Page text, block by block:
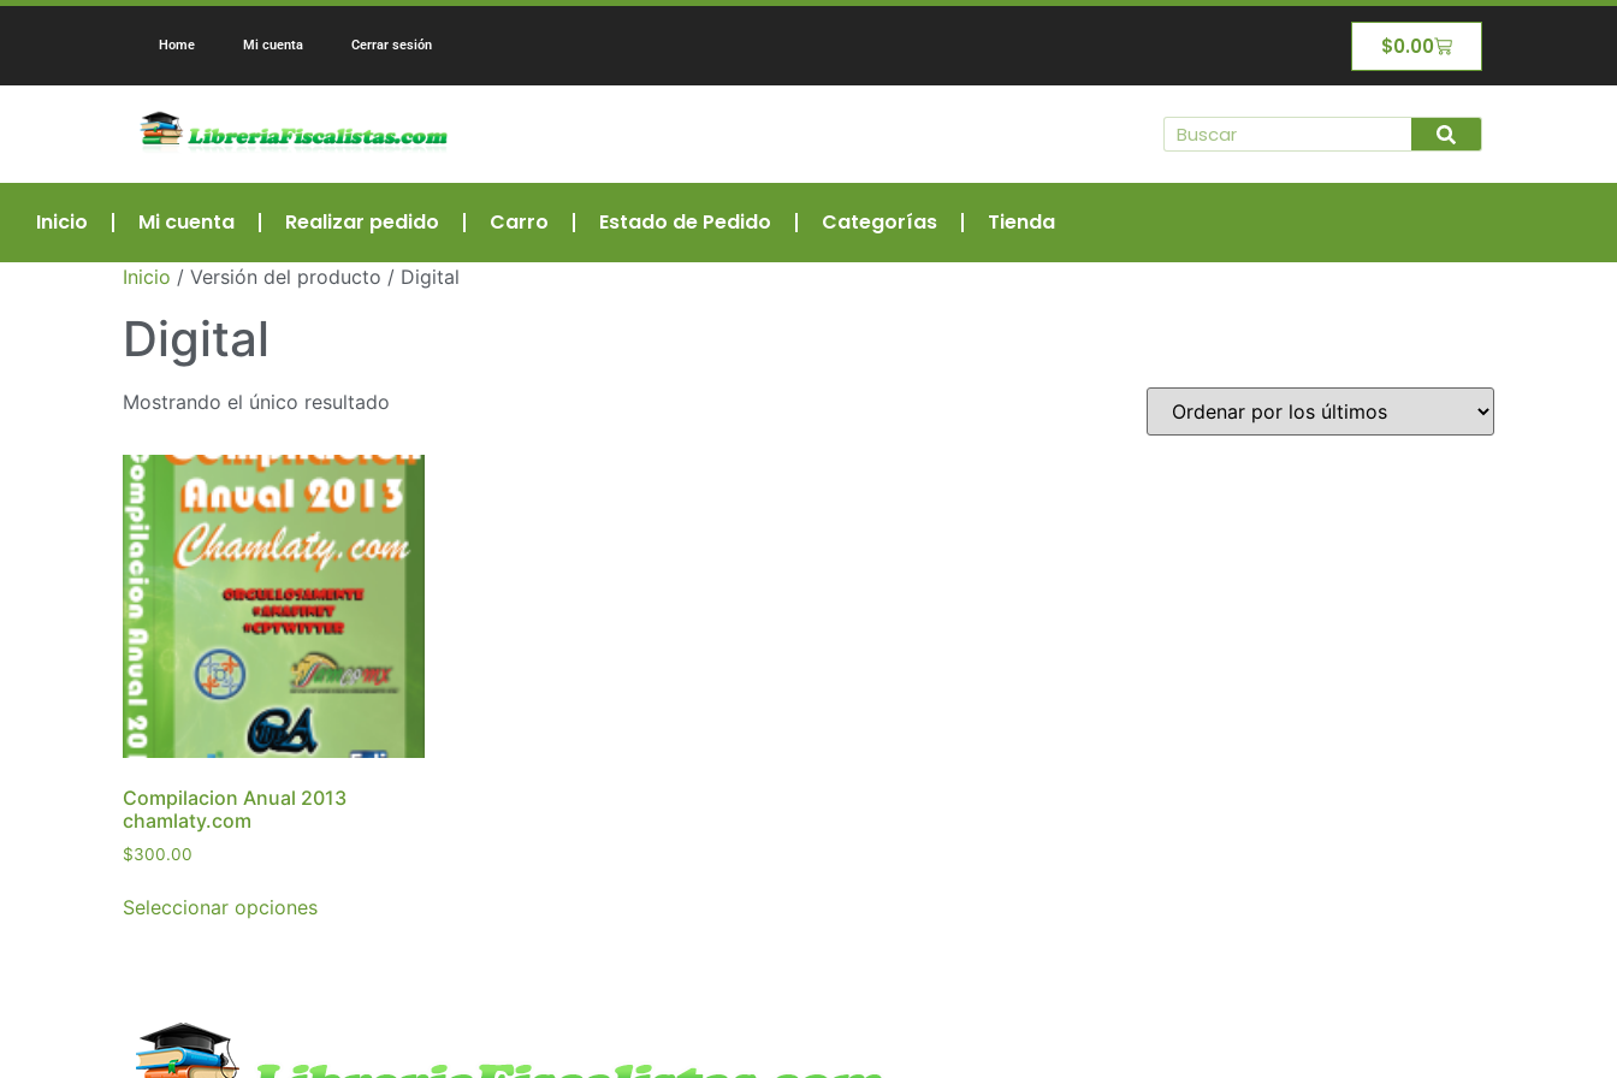
Home Mi cuenta Cerrar sesión $0.00
Inicio Mi cuenta Realizar pedido Carro Estado de Pedido Categorías Tienda
Inicio / Versión del producto / Digital
Digital
Mostrando el único resultado
Compilacion Anual 2013
chamlaty.com
$300.00
Seleccionar opciones